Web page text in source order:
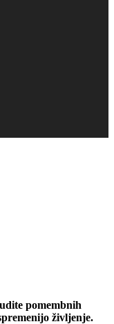
pomembnih
življenje.